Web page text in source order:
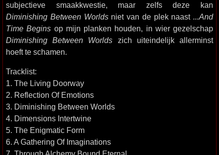
subjectieve smaakkwestie, maar zelfs deze kan
Diminishing Between Worldsniet van de plek naast ...And
Time Begins op mijn planken houden, in wier gezelschap
Diminishing Between Worlds zich uiteindelijk allerminst
hoeft te schamen.
Tracklist:
1. The Living Doorway
2. Reflection Of Emotions
3. Diminishing Between Worlds
4. Dimensions Intertwine
5. The Enigmatic Form
6. A Gathering Of Imaginations